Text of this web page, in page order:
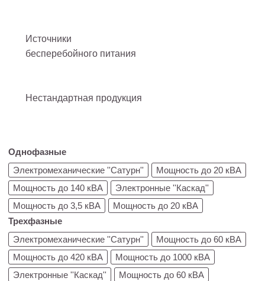
Источники
бесперебойного питания
Нестандартная продукция
Однофазные
Электромеханические ''Сатурн''
Мощность до 20 кВА
Мощность до 140 кВА
Электронные ''Каскад''
Мощность до 3,5 кВА
Мощность до 20 кВА
Трехфазные
Электромеханические ''Сатурн''
Мощность до 60 кВА
Мощность до 420 кВА
Мощность до 1000 кВА
Электронные ''Каскад''
Мощность до 60 кВА